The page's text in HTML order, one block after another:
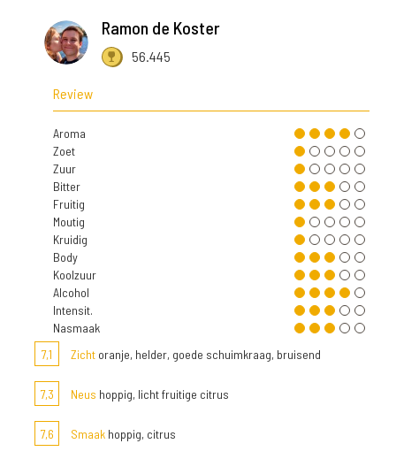
Ramon de Koster
56.445
Review
Aroma
Zoet
Zuur
Bitter
Fruitig
Moutig
Kruidig
Body
Koolzuur
Alcohol
Intensit.
Nasmaak
7,1
Zicht oranje, helder, goede schuimkraag, bruisend
7,3 Neus hoppig, licht fruitige citrus
7,6 Smaak hoppig, citrus